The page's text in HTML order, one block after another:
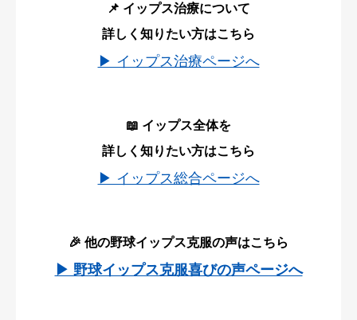
📌 イップス治療について
詳しく知りたい方はこちら
▶ イップス治療ページへ
📖 イップス全体を
詳しく知りたい方はこちら
▶ イップス総合ページへ
🎉 他の野球イップス克服の声はこちら
▶ 野球イップス克服喜びの声ページへ